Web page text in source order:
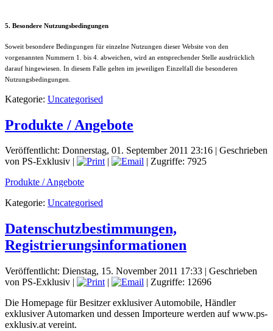
5. Besondere Nutzungsbedingungen
Soweit besondere Bedingungen für einzelne Nutzungen dieser Website von den
vorgenannten Nummern 1. bis 4. abweichen, wird an entsprechender Stelle ausdrücklich
darauf hingewiesen. In diesem Falle gelten im jeweiligen Einzelfall die besonderen
Nutzungsbedingungen.
Kategorie: Uncategorised
Produkte / Angebote
Veröffentlicht: Donnerstag, 01. September 2011 23:16
Geschrieben
von PS-Exklusiv
|
| Zugriffe: 7925
Produkte / Angebote
Kategorie: Uncategorised
Datenschutzbestimmungen,
Registrierungsinformationen
Veröffentlicht: Dienstag, 15. November 2011 17:33 | Geschrieben
von PS-Exklusiv | |
| Zugriffe: 12696
Die Homepage für Besitzer exklusiver Automobile, Händler
exklusiver Automarken und dessen Importeure werden auf www.ps-
exklusiv.at vereint.